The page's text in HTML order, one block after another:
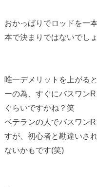
おかっぱりでロッドを一
本で決まりではないでし
唯一デメリットを上がる
ーの為、すぐにバスワン
ぐらいですかね？笑
ベテランの人でバスワン
すが、初心者と勘違いさ
ないかもです(笑)